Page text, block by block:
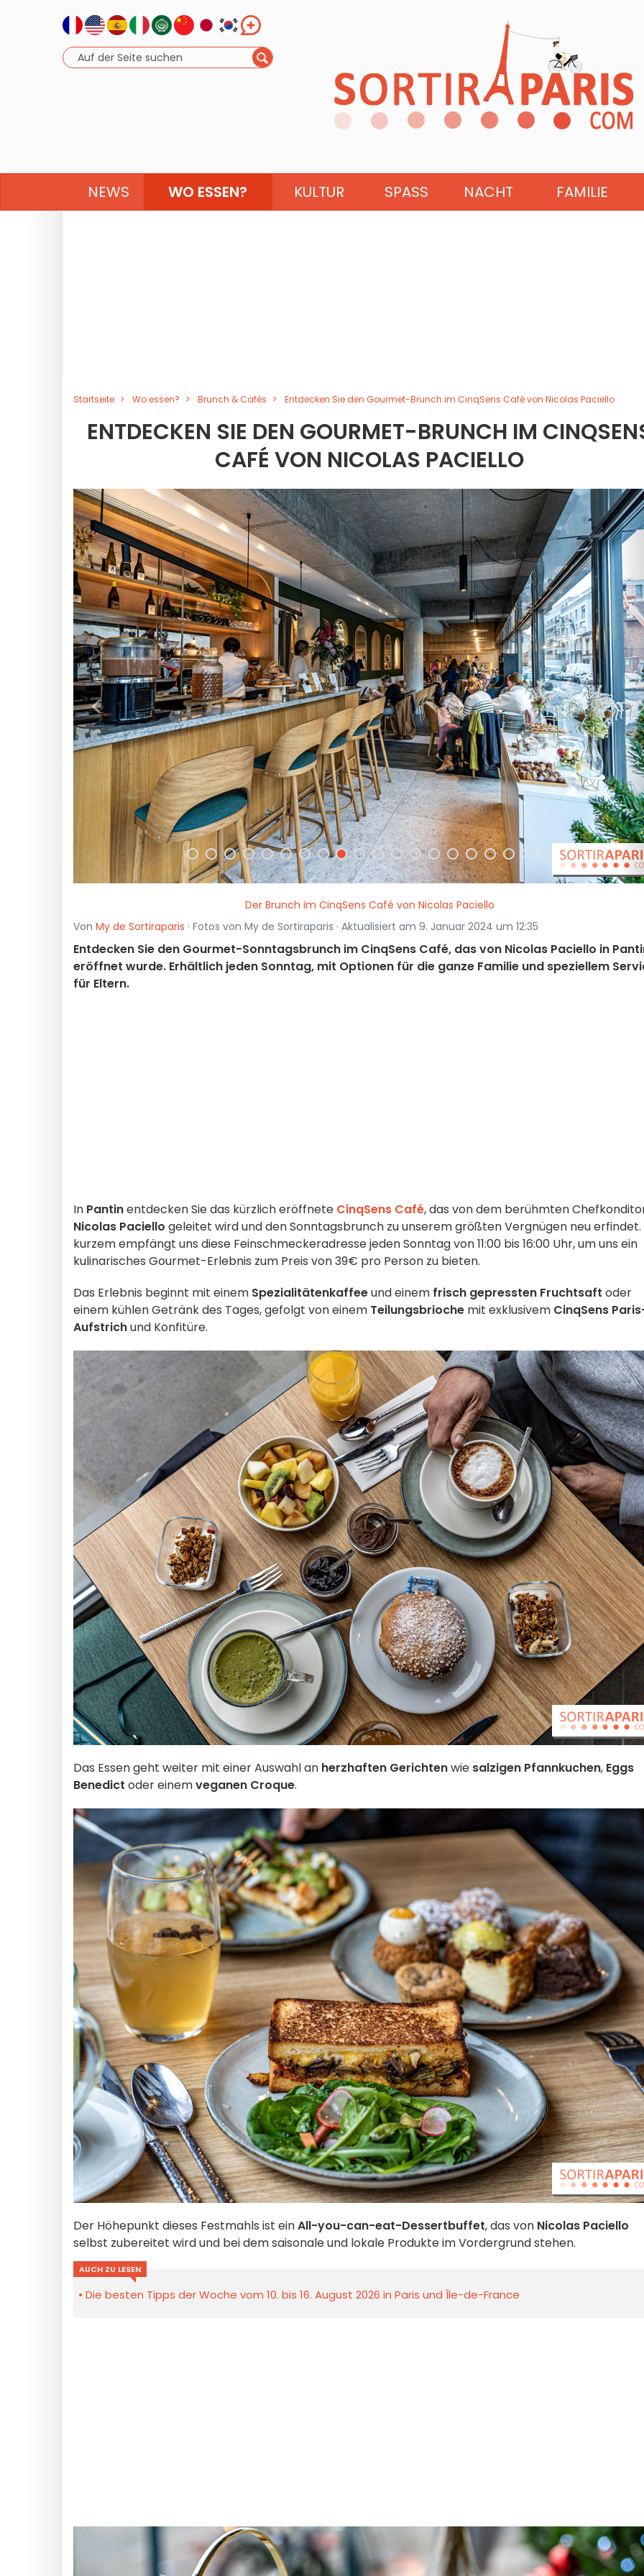
NEWS WO ESSEN? KULTUR SPASS NACHT FAMILIE
Startseite Wo essen? Brunch & Cafés Entdecken Sie den Gourmet-Brunch im CinqSens Café von Nicolas Paciello
ENTDECKEN SIE DEN GOURMET-BRUNCH IM
CAFÉ VON NICOLAS PACIELLO
<
Der Brunch im CinqSens Café von Nicolas Paciello
Von My de Sortiraparis · Fotos von My de Sortiraparis · Aktualisiert am 9. Januar 2024 um 12:35
Entdecken Sie den Gourmet-Sonntagsbrunch im CinqSens Café, das von Nicolas Paciello in
eröffnet wurde. Erhältlich jeden Sonntag, mit Optionen für die ganze Familie und speziellem
für Eltern.
In Pantinentdecken Sie das kürzlich eröffnete CinqSens Café, das von dem berühmten
Nicolas Paciello geleitet wird und den Sonntagsbrunch zu unserem größten Vergnügen neu erfindet.
kurzem empfängt uns diese Feinschmeckeradresse jeden Sonntag von 11:00 bis 16:00 Uhr, um uns ein
kulinarisches Gourmet-Erlebnis zum Preis von 39€ pro Person zu bieten.
Das Erlebnis beginnt mit einem Spezialitätenkaffeeund einem frisch gepressten Fruchtsaft oder
einem kühlen Getränk des Tages, gefolgt von einem Teilungsbrioche mit exklusivem CinqSens
Aufstrichund Konfitüre.
Das Essen geht weiter mit einer Auswahl an herzhaften Gerichtenwie salzigen Pfannkuchen, Eggs
Benedict oder einemveganen Croque.
Der Höhepunkt dieses Festmahls ist einAll-you-can-eat-Dessertbuffet, das von Nicolas Paciello
selbst zubereitet wird und bei dem saisonale und lokale Produkte im Vordergrund stehen.
AUCH ZU LESEN
Die besten Tipps der Woche vom 10. bis 16. August 2026 in Paris und Île-de-France